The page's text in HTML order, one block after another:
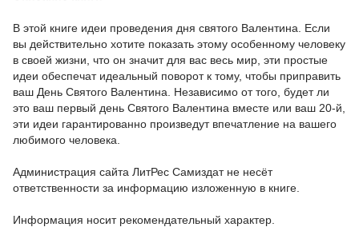
В этой книге идеи проведения дня святого Валентина. Если
вы действительно хотите показать этому особенному человеку
в своей жизни, что он значит для вас весь мир, эти простые
идеи обеспечат идеальный поворот к тому, чтобы приправить
ваш День Святого Валентина. Независимо от того, будет ли
это ваш первый день Святого Валентина вместе или ваш 20-й,
эти идеи гарантированно произведут впечатление на вашего
любимого человека.
Администрация сайта ЛитРес Самиздат не несёт
ответственности за информацию изложенную в книге.
Информация носит рекомендательный характер.